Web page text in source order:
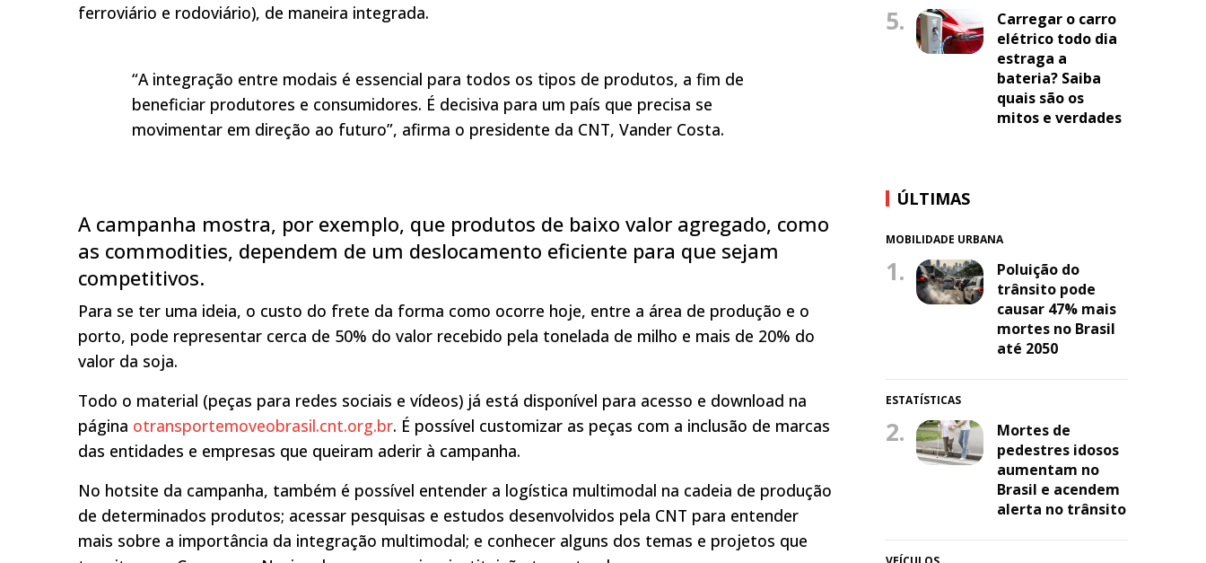
ferroviário e rodoviário), de maneira integrada.
“A integração entre modais é essencial para todos os tipos de produtos, a fim de
beneficiar produtores e consumidores. É decisiva para um país que precisa se
movimentar em direção ao futuro”, afirma o presidente da CNT, Vander Costa.
A campanha mostra, por exemplo, que produtos de baixo valor agregado, como
as commodities, dependem de um deslocamento eficiente para que sejam
competitivos.
Para se ter uma ideia, o custo do frete da forma como ocorre hoje, entre a área de produção e o
porto, pode representar cerca de 50% do valor recebido pela tonelada de milho e mais de 20% do
valor da soja.
Todo o material (peças para redes sociais e vídeos) já está disponível para acesso e download na
página otransportemoveobrasil.cnt.org.br. É possível customizar as peças com a inclusão de marcas
das entidades e empresas que queiram aderir à campanha.
No hotsite da campanha, também é possível entender a logística multimodal na cadeia de produção
de determinados produtos; acessar pesquisas e estudos desenvolvidos pela CNT para entender
mais sobre a importância da integração multimodal; e conhecer alguns dos temas e projetos que
5.
Carregar o carro
elétrico todo dia
estraga a
bateria? Saiba
quais são os
mitos e verdades
ÚLTIMAS
MOBILIDADE URBANA
1.
Poluição do
trânsito pode
causar 47% mais
mortes no Brasil
até 2050
ESTATÍSTICAS
2.
Mortes de
pedestres idosos
aumentam no
Brasil e acendem
alerta no trânsito